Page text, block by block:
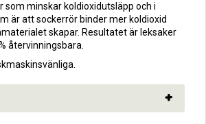
minskar koldioxidutsläpp och i
är att sockerrör binder mer koldioxid
skapar. Resultatet är leksaker
återvinningsbara.